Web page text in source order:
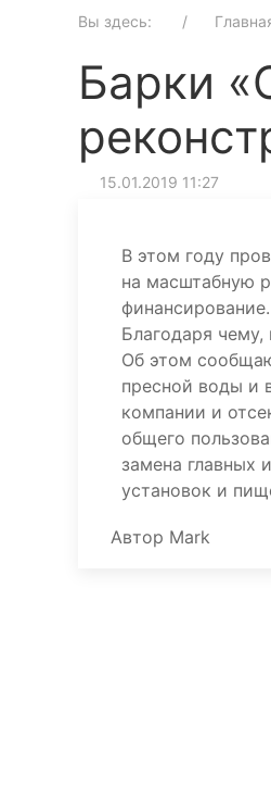
Вы здесь:
Барки
15.01.2019 11:27
В этом году
на масштабную
Благодаря
Об этом
пресной воды и
компании и
общего
замена главных
установок и
Автор Mark